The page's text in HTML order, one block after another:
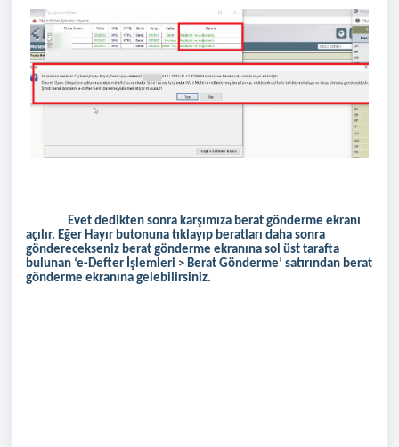
Evet dedikten sonra karşımıza berat gönderme ekranı
açılır. Eğer Hayır butonuna tıklayıp beratları daha sonra
gönderecekseniz berat gönderme ekranına sol üst tarafta
bulunan ‘e-Defter İşlemleri > Berat Gönderme’ satırından berat
gönderme ekranına gelebilirsiniz.